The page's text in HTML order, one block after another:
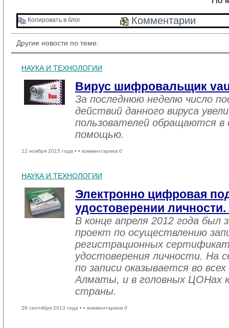
Копировать в блог Комментарии
Другие новости по теме:
НАУКА И ТЕХНОЛОГИИ
Вирус шифровальщик
За последнюю неделю число
действий данного вируса
пользователей обращаются в
помощью.
12 ноября 2015 года • • комментариев 0
НАУКА И ТЕХНОЛОГИИ
Электронно цифровая
удостоверении личности.
В конце апреля 2012 года был
проект по осуществлению
регистрационных
удостоверения личности. На
по записи оказывается во
Алматы, и в головных ЦОНах
страны.
28 сентября 2013 года • • комментариев 0